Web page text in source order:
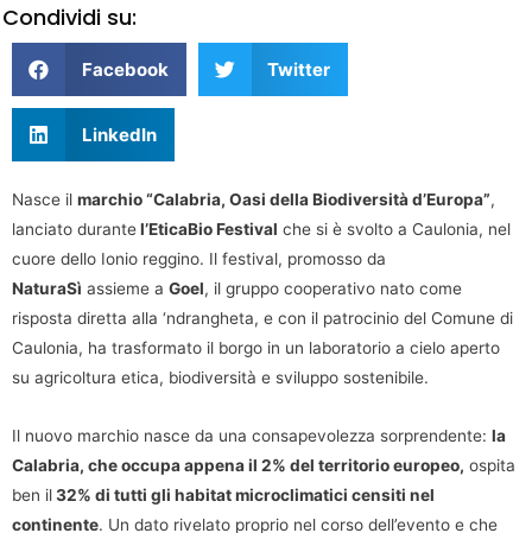
Condividi su:
Facebook Twitter
LinkedIn
Nasce il marchio “Calabria, Oasi della Biodiversità d’Europa”,
lanciato durantel’EticaBio Festival che si è svolto a Caulonia, nel
cuore dello Ionio reggino. Il festival, promosso da
NaturaSì assieme a Goel, il gruppo cooperativo nato come
risposta diretta alla ‘ndrangheta, e con il patrocinio del Comune di
Caulonia, ha trasformato il borgo in un laboratorio a cielo aperto
su agricoltura etica, biodiversità e sviluppo sostenibile.
Il nuovo marchio nasce da una consapevolezza sorprendente: la
Calabria, che occupa appena il 2% del territorio europeo, ospita
ben il32% di tutti gli habitat microclimatici censiti nel
continente. Un dato rivelato proprio nel corso dell’evento e che